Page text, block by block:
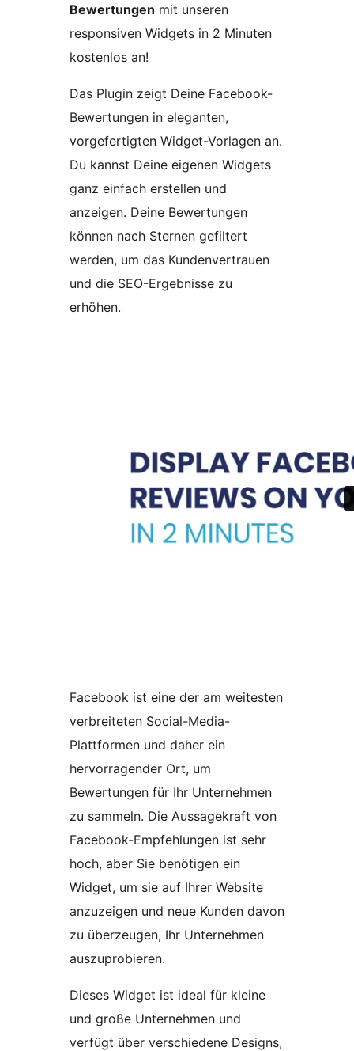
Bewertungen mit unseren
responsiven Widgets in 2 Minuten
kostenlos an!
Das Plugin zeigt Deine Facebook-
Bewertungen in eleganten,
vorgefertigten Widget-Vorlagen an.
Du kannst Deine eigenen Widgets
ganz einfach erstellen und
anzeigen. Deine Bewertungen
können nach Sternen gefiltert
werden, um das Kundenvertrauen
und die SEO-Ergebnisse zu
erhöhen.
Facebook ist eine der am weitesten
verbreiteten Social-Media-
Plattformen und daher ein
hervorragender Ort, um
Bewertungen für Ihr Unternehmen
zu sammeln. Die Aussagekraft von
Facebook-Empfehlungen ist sehr
hoch, aber Sie benötigen ein
Widget, um sie auf Ihrer Website
anzuzeigen und neue Kunden davon
zu überzeugen, Ihr Unternehmen
auszuprobieren.
Dieses Widget ist ideal für kleine
und große Unternehmen und
verfügt über verschiedene Designs,